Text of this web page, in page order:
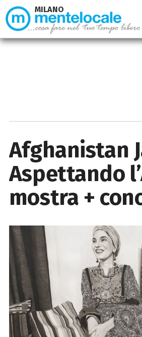
Afghanistan
Aspettando
mostra +
MILANO